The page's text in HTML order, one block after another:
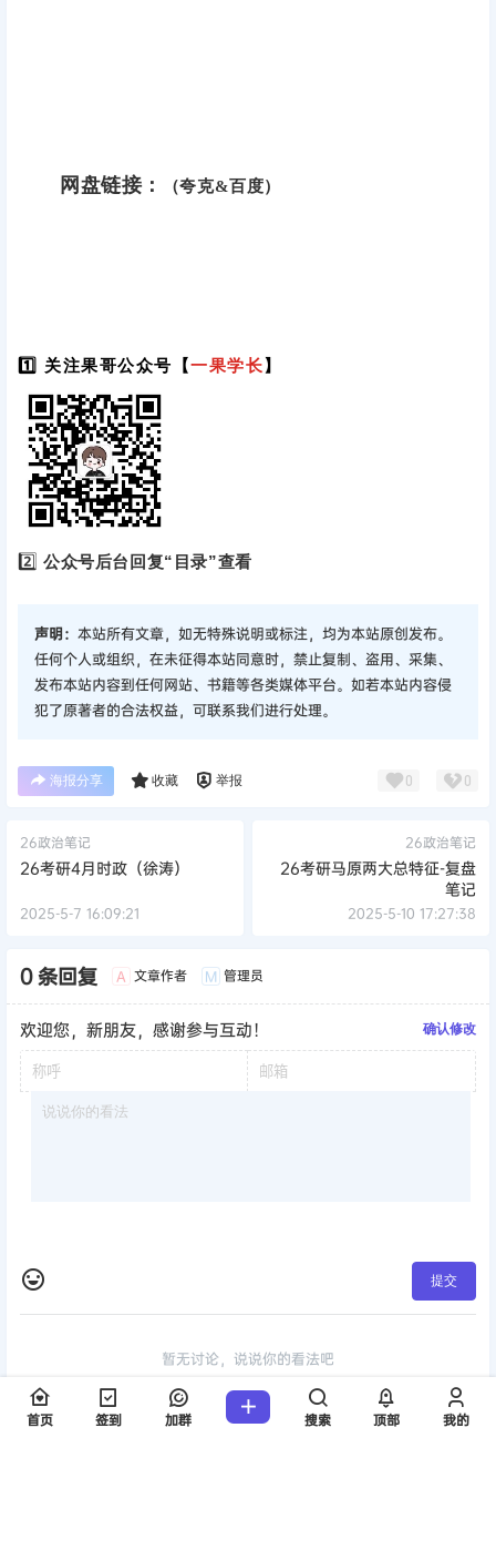
网盘链接： （夸克&百度）
1️⃣ 关注果哥公众号【一果学长】
2️⃣公众号后台回复“目录”查看
声明： 本站所有文章，如无特殊说明或标注，均为本站原创发布。
任何个人或组织，在未征得本站同意时，禁止复制、盗用、采集、
发布本站内容到任何网站、书籍等各类媒体平台。如若本站内容侵
犯了原著者的合法权益，可联系我们进行处理。
海报分享 收藏 举报 0 0
26政治笔记
26考研4月时政（徐涛）
2025-5-7 16:09:21
26政治笔记
26考研马原两大总特征-复盘
笔记
2025-5-10 17:27:38
0 条回复 A 文章作者 M 管理员
欢迎您，新朋友，感谢参与互动！ 确认修改
提交
暂无讨论，说说你的看法吧
首页 签到 加群 搜索 顶部 我的